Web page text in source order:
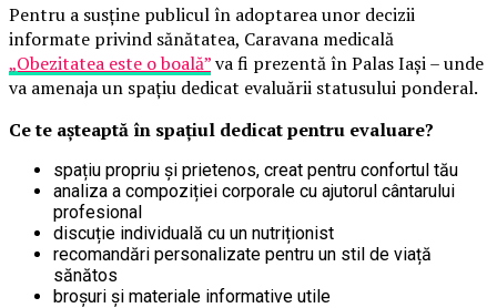
Pentru a susține publicul în adoptarea unor decizii
informate privind sănătatea, Caravana medicală
„Obezitatea este o boală”va fi prezentă în Palas Iași – unde
va amenaja un spațiu dedicat evaluării statusului ponderal.
Ce te așteaptă în spațiul dedicat pentru evaluare?
spațiu propriu și prietenos, creat pentru confortul tău
analiza a compoziției corporale cu ajutorul cântarului
profesional
discuție individuală cu un nutriționist
recomandări personalizate pentru un stil de viață
sănătos
broșuri și materiale informative utile